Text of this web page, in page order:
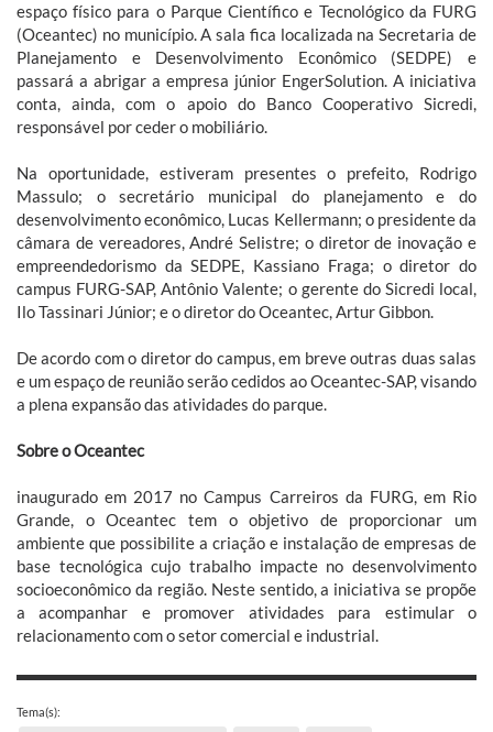
espaço físico para o Parque Científico e Tecnológico da FURG
(Oceantec) no município. A sala fica localizada na Secretaria de
Planejamento e Desenvolvimento Econômico (SEDPE) e
passará a abrigar a empresa júnior EngerSolution. A iniciativa
conta, ainda, com o apoio do Banco Cooperativo Sicredi,
responsável por ceder o mobiliário.
Na oportunidade, estiveram presentes o prefeito, Rodrigo
Massulo; o secretário municipal do planejamento e do
desenvolvimento econômico, Lucas Kellermann; o presidente da
câmara de vereadores, André Selistre; o diretor de inovação e
empreendedorismo da SEDPE, Kassiano Fraga; o diretor do
campus FURG-SAP, Antônio Valente; o gerente do Sicredi local,
Ilo Tassinari Júnior; e o diretor do Oceantec, Artur Gibbon.
De acordo com o diretor do campus, em breve outras duas salas
e um espaço de reunião serão cedidos ao Oceantec-SAP, visando
a plena expansão das atividades do parque.
Sobre o Oceantec
inaugurado em 2017 no Campus Carreiros da FURG, em Rio
Grande, o Oceantec tem o objetivo de proporcionar um
ambiente que possibilite a criação e instalação de empresas de
base tecnológica cujo trabalho impacte no desenvolvimento
socioeconômico da região. Neste sentido, a iniciativa se propõe
a acompanhar e promover atividades para estimular o
relacionamento com o setor comercial e industrial.
Tema(s):